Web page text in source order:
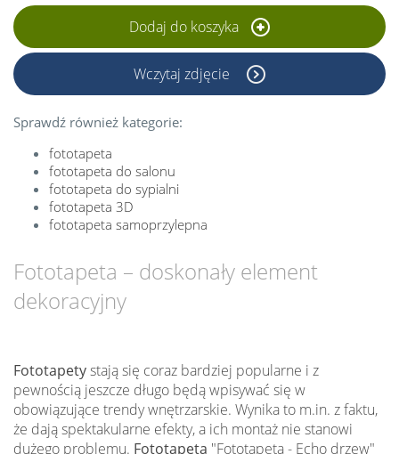
Dodaj do koszyka
Wczytaj zdjęcie
Sprawdź również kategorie:
fototapeta
fototapeta do salonu
fototapeta do sypialni
fototapeta 3D
fototapeta samoprzylepna
Fototapeta – doskonały element
dekoracyjny
Fototapetystają się coraz bardziej popularne i z
pewnością jeszcze długo będą wpisywać się w
obowiązujące trendy wnętrzarskie. Wynika to m.in. z faktu,
że dają spektakularne efekty, a ich montaż nie stanowi
dużego problemu. Fototapeta "Fototapeta - Echo drzew"